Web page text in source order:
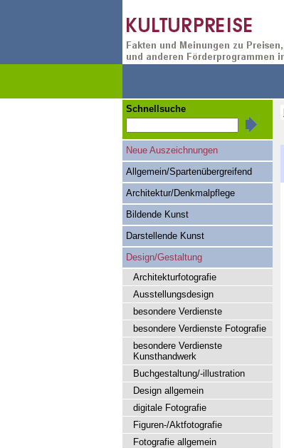
Schnellsuche
Neue Auszeichnungen
Allgemein/Spartenübergreifend
Architektur/Denkmalpflege
Bildende Kunst
Darstellende Kunst
Design/Gestaltung
Architekturfotografie
Ausstellungsdesign
besondere Verdienste
besondere Verdienste Fotografie
besondere Verdienste
Kunsthandwerk
Buchgestaltung/-illustration
Design allgemein
digitale Fotografie
Figuren-/Aktfotografie
Fotografie allgemein